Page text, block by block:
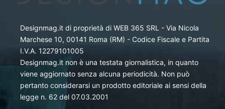
Designmag.it di proprietà di WEB 365 SRL - Via Nicola
Marchese 10, 00141 Roma (RM) - Codice Fiscale e Partita
I.V.A. 12279101005
Designmag.it non è una testata giornalistica, in quanto
viene aggiornato senza alcuna periodicità. Non può
pertanto considerarsi un prodotto editoriale ai sensi della
legge n. 62 del 07.03.2001